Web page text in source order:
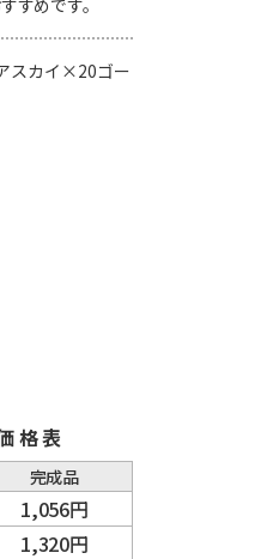
スカイ×20ゴー
格表
完成品
1,056円
1,320円